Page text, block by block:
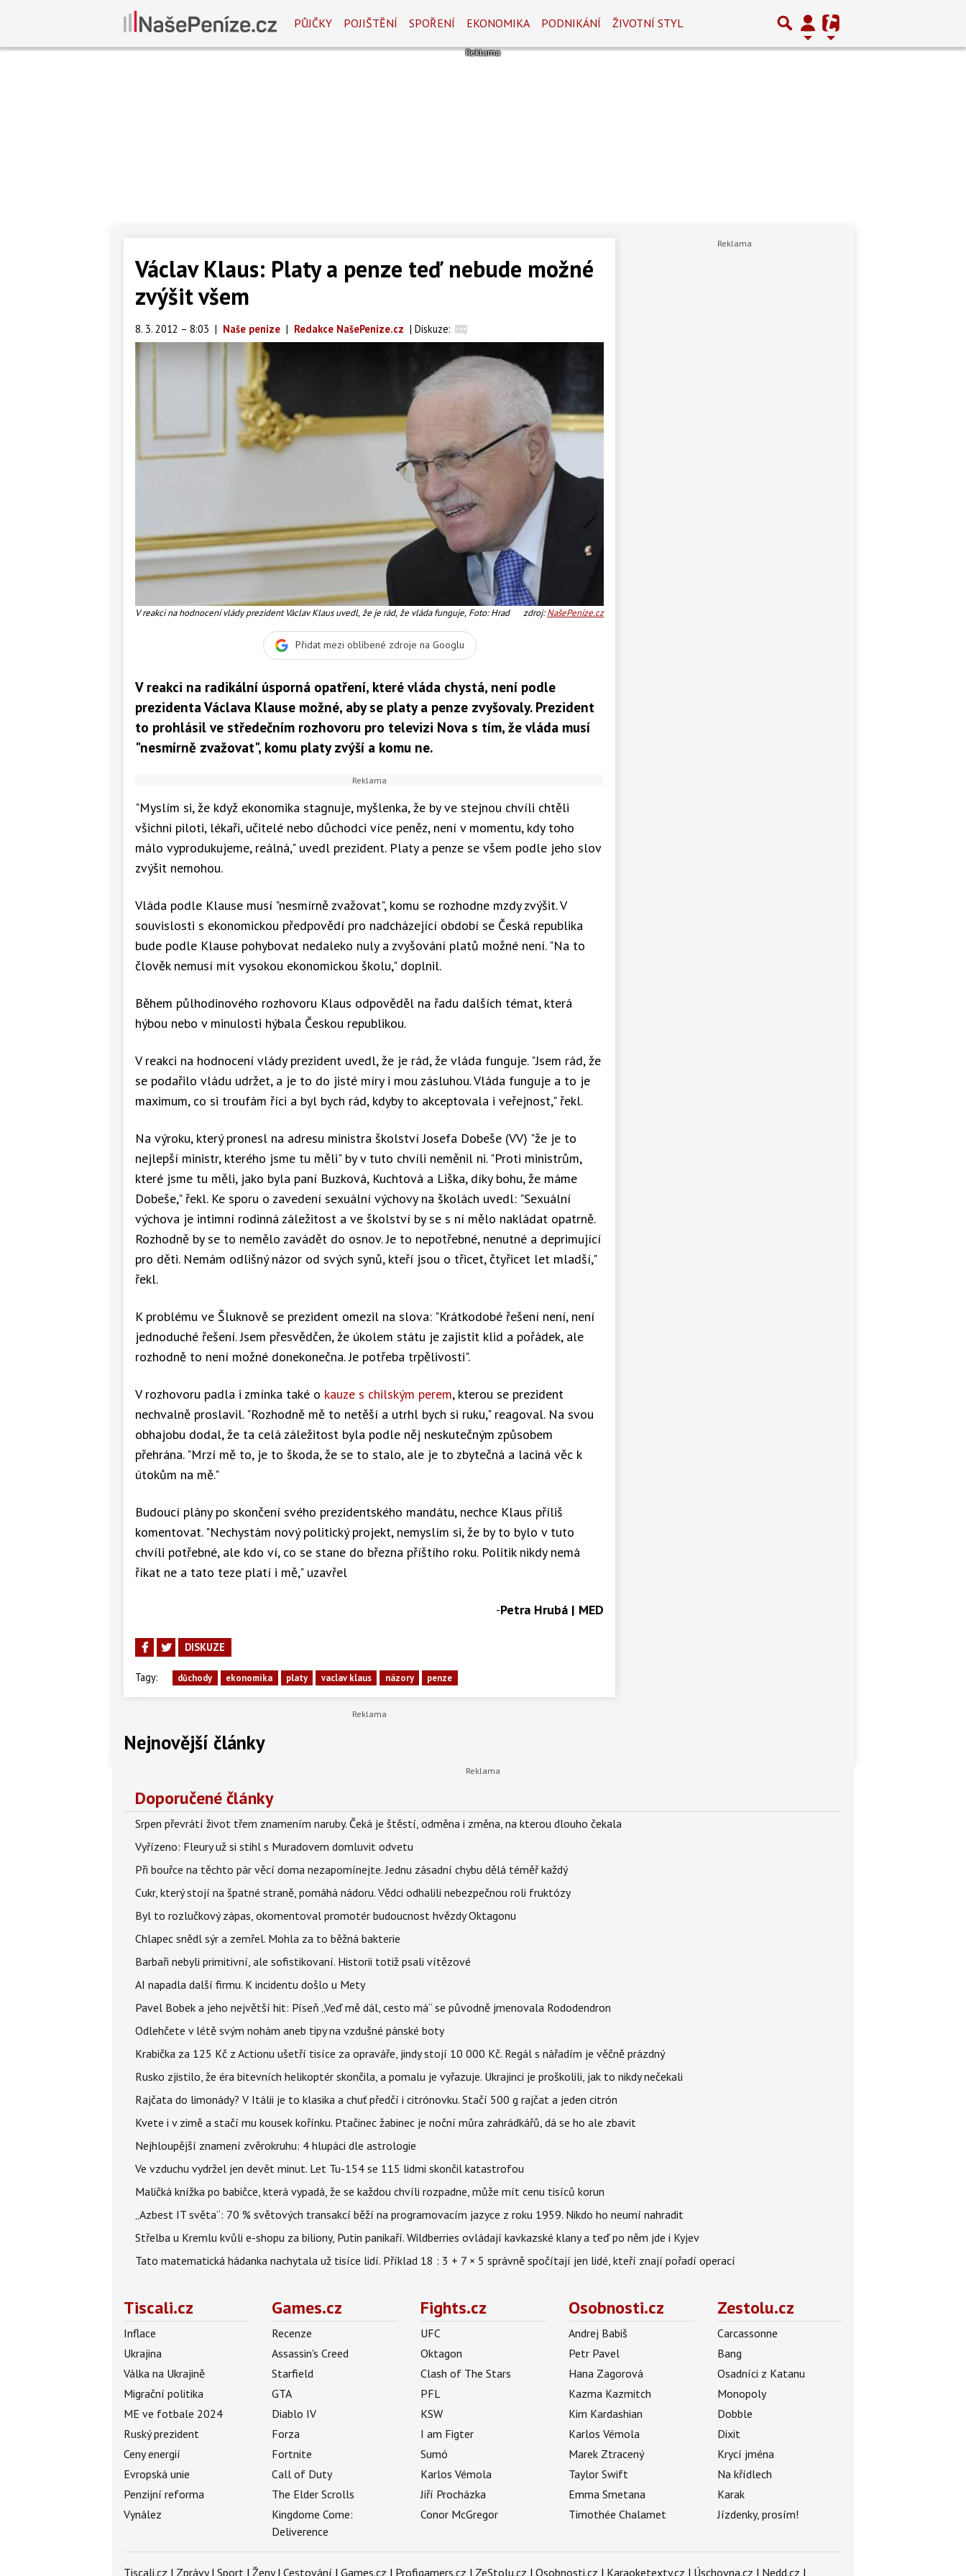
PŮJČKY POJIŠTĚNÍ SPOŘENÍ EKONOMIKA PODNIKÁNÍ ŽIVOTNÍ STYL
Václav Klaus: Platy a penze teď nebude možné
zvýšit všem
8. 3. 2012 – 8:03 | Naše peníze | Redakce NašePeníze.cz | Diskuze:
V reakci na hodnocení vlády prezident Václav Klaus uvedl, že je rád, že vláda funguje, Foto: Hrad zdroj:NašePeníze.cz
Přidat mezi oblíbené zdroje na Googlu
V reakci na radikální úsporná opatření, které vláda chystá, není podle
prezidenta Václava Klause možné, aby se platy a penze zvyšovaly. Prezident
to prohlásil ve středečním rozhovoru pro televizi Nova s tím, že vláda musí
"nesmírně zvažovat", komu platy zvýší a komu ne.
"Myslím si, že když ekonomika stagnuje, myšlenka, že by ve stejnou chvíli chtěli
všichni piloti, lékaři, učitelé nebo důchodci více peněz, není v momentu, kdy toho
málo vyprodukujeme, reálná," uvedl prezident. Platy a penze se všem podle jeho slov
zvýšit nemohou.
Vláda podle Klause musí "nesmírně zvažovat", komu se rozhodne mzdy zvýšit. V
souvislosti s ekonomickou předpovědí pro nadcházející období se Česká republika
bude podle Klause pohybovat nedaleko nuly a zvyšování platů možné není. "Na to
člověk nemusí mít vysokou ekonomickou školu," doplnil.
Během půlhodinového rozhovoru Klaus odpověděl na řadu dalších témat, která
hýbou nebo v minulosti hýbala Českou republikou.
V reakci na hodnocení vlády prezident uvedl, že je rád, že vláda funguje. "Jsem rád, že
se podařilo vládu udržet, a je to do jisté míry i mou zásluhou. Vláda funguje a to je
maximum, co si troufám říci a byl bych rád, kdyby to akceptovala i veřejnost," řekl.
Na výroku, který pronesl na adresu ministra školství Josefa Dobeše (VV) "že je to
nejlepší ministr, kterého jsme tu měli" by v tuto chvíli neměnil ni. "Proti ministrům,
které jsme tu měli, jako byla paní Buzková, Kuchtová a Liška, díky bohu, že máme
Dobeše," řekl. Ke sporu o zavedení sexuální výchovy na školách uvedl: "Sexuální
výchova je intimní rodinná záležitost a ve školství by se s ní mělo nakládat opatrně.
Rozhodně by se to nemělo zavádět do osnov. Je to nepotřebné, nenutné a deprimující
pro děti. Nemám odlišný názor od svých synů, kteří jsou o třicet, čtyřicet let mladší,"
řekl.
K problému ve Šluknově se prezident omezil na slova: "Krátkodobé řešení není, není
jednoduché řešení. Jsem přesvědčen, že úkolem státu je zajistit klid a pořádek, ale
rozhodně to není možné donekonečna. Je potřeba trpělivosti".
V rozhovoru padla i zmínka také o kauze s chilským perem, kterou se prezident
nechvalně proslavil. "Rozhodně mě to netěší a utrhl bych si ruku," reagoval. Na svou
obhajobu dodal, že ta celá záležitost byla podle něj neskutečným způsobem
přehrána. "Mrzí mě to, je to škoda, že se to stalo, ale je to zbytečná a laciná věc k
útokům na mě."
Budoucí plány po skončení svého prezidentského mandátu, nechce Klaus příliš
komentovat. "Nechystám nový politický projekt, nemyslím si, že by to bylo v tuto
chvíli potřebné, ale kdo ví, co se stane do března příštího roku. Politik nikdy nemá
říkat ne a tato teze platí i mě," uzavřel
-Petra Hrubá | MED
DISKUZE
Tagy: důchody ekonomika platy vaclav klaus názory penze
Nejnovější články
Doporučené články
Srpen převrátí život třem znamením naruby. Čeká je štěstí, odměna i změna, na kterou dlouho čekala
Vyřízeno: Fleury už si stihl s Muradovem domluvit odvetu
Při bouřce na těchto pár věcí doma nezapomínejte. Jednu zásadní chybu dělá téměř každý
Cukr, který stojí na špatné straně, pomáhá nádoru. Vědci odhalili nebezpečnou roli fruktózy
Byl to rozlučkový zápas, okomentoval promotér budoucnost hvězdy Oktagonu
Chlapec snědl sýr a zemřel. Mohla za to běžná bakterie
Barbaři nebyli primitivní, ale sofistikovaní. Historii totiž psali vítězové
AI napadla další firmu. K incidentu došlo u Mety
Pavel Bobek a jeho největší hit: Píseň „Veď mě dál, cesto má“ se původně jmenovala Rododendron
Odlehčete v létě svým nohám aneb tipy na vzdušné pánské boty
Krabička za 125 Kč z Actionu ušetří tisíce za opraváře, jindy stojí 10 000 Kč. Regál s nářadím je věčně prázdný
Rusko zjistilo, že éra bitevních helikoptér skončila, a pomalu je vyřazuje. Ukrajinci je proškolili, jak to nikdy nečekali
Rajčata do limonády? V Itálii je to klasika a chuť předčí i citrónovku. Stačí 500 g rajčat a jeden citrón
Kvete i v zimě a stačí mu kousek kořínku. Ptačinec žabinec je noční můra zahrádkářů, dá se ho ale zbavit
Nejhloupější znamení zvěrokruhu: 4 hlupáci dle astrologie
Ve vzduchu vydržel jen devět minut. Let Tu-154 se 115 lidmi skončil katastrofou
Maličká knížka po babičce, která vypadá, že se každou chvíli rozpadne, může mít cenu tisíců korun
„Azbest IT světa“: 70 % světových transakcí běží na programovacím jazyce z roku 1959. Nikdo ho neumí nahradit
Střelba u Kremlu kvůli e-shopu za biliony, Putin panikaří. Wildberries ovládají kavkazské klany a teď po něm jde i Kyjev
Tato matematická hádanka nachytala už tisíce lidí. Příklad 18 : 3 + 7 × 5 správně spočítají jen lidé, kteří znají pořadí operací
Tiscali.cz
Inflace
Ukrajina
Válka na Ukrajině
Migrační politika
ME ve fotbale 2024
Ruský prezident
Ceny energií
Evropská unie
Penzijní reforma
Vynález
Games.cz
Recenze
Assassin's Creed
Starfield
GTA
Diablo IV
Forza
Fortnite
Call of Duty
The Elder Scrolls
Kingdome Come:
Deliverence
Fights.cz
UFC
Oktagon
Clash of The Stars
PFL
KSW
I am Figter
Sumó
Karlos Vémola
Jiří Procházka
Conor McGregor
Osobnosti.cz
Andrej Babiš
Petr Pavel
Hana Zagorová
Kazma Kazmitch
Kim Kardashian
Karlos Vémola
Marek Ztracený
Taylor Swift
Emma Smetana
Timothée Chalamet
Zestolu.cz
Carcassonne
Bang
Osadníci z Katanu
Monopoly
Dobble
Dixit
Krycí jména
Na křídlech
Karak
Jízdenky, prosím!
Tiscali.cz | Zprávy| Sport | Ženy| Cestování | Games.cz | Profigamers.cz | ZeStolu.cz | Osobnosti.cz | Karaoketexty.cz | Úschovna.cz | Nedd.cz |